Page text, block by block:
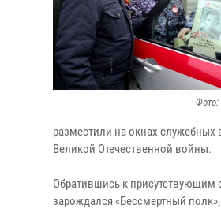
Фото:
разместили на окнах
Великой Отечественной войны.
Обратившись к присутствующим
зарождался «Бессмертный